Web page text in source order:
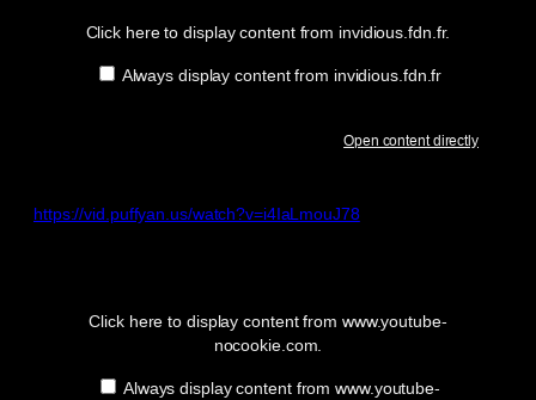
Click here to display content from invidious.fdn.fr.
Always display content from invidious.fdn.fr
Open content directly
https://vid.puffyan.us/watch?v=i4IaLmouJ78
Click here to display content from www.youtube-
nocookie.com.
Always display content from www.youtube-